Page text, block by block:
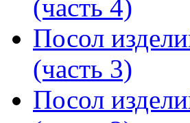
(часть 4)
Посол
(часть 3)
Посол